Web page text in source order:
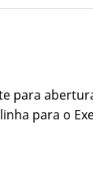
para
para o